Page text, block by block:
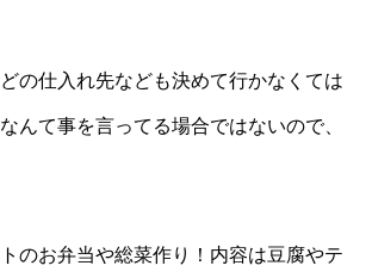
の仕入れ先なども決めて行かなくては
て事を言ってる場合ではないので、
のお弁当や総菜作り！内容は豆腐やテ